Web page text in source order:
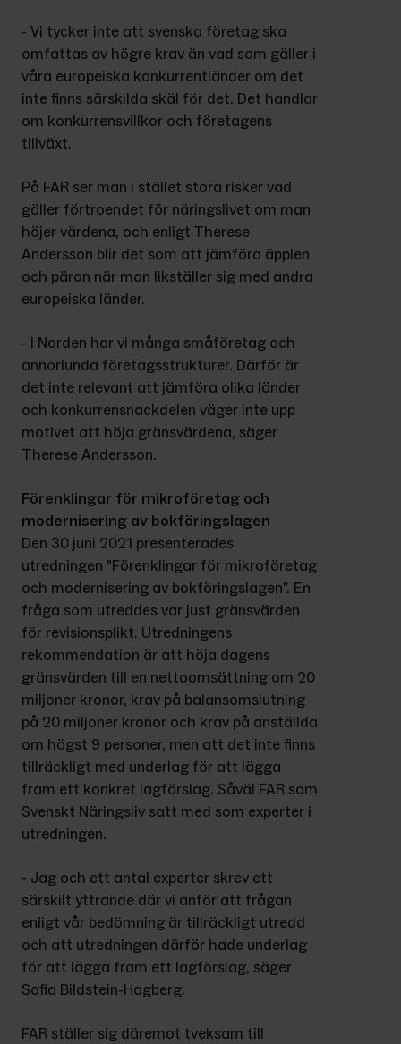
- Vi tycker inte att svenska företag ska
omfattas av högre krav än vad som gäller i
våra europeiska konkurrentländer om det
inte finns särskilda skäl för det. Det handlar
om konkurrensvillkor och företagens
tillväxt.
På FAR ser man i stället stora risker vad
gäller förtroendet för näringslivet om man
höjer värdena, och enligt Therese
Andersson blir det som att jämföra äpplen
och päron när man likställer sig med andra
europeiska länder.
- I Norden har vi många småföretag och
annorlunda företagsstrukturer. Därför är
det inte relevant att jämföra olika länder
och konkurrensnackdelen väger inte upp
motivet att höja gränsvärdena, säger
Therese Andersson.
Förenklingar för mikroföretag och
modernisering av bokföringslagen
Den 30 juni 2021 presenterades
utredningen ”Förenklingar för mikroföretag
och modernisering av bokföringslagen”. En
fråga som utreddes var just gränsvärden
för revisionsplikt. Utredningens
rekommendation är att höja dagens
gränsvärden till en nettoomsättning om 20
miljoner kronor, krav på balansomslutning
på 20 miljoner kronor och krav på anställda
om högst 9 personer, men att det inte finns
tillräckligt med underlag för att lägga
fram ett konkret lagförslag. Såväl FAR som
Svenskt Näringsliv satt med som experter i
utredningen.
- Jag och ett antal experter skrev ett
särskilt yttrande där vi anför att frågan
enligt vår bedömning är tillräckligt utredd
och att utredningen därför hade underlag
för att lägga fram ett lagförslag, säger
Sofia Bildstein-Hagberg.
FAR ställer sig däremot tveksam till